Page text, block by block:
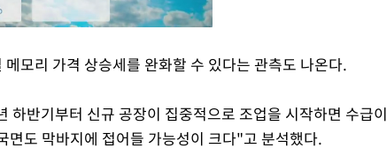
모리 가격 상승세를 완화할 수 있다는 관측도 나온다.
반기부터 신규 공장이 집중적으로 조업을 시작하면 수급이
면도 막바지에 접어들 가능성이 크다"고 분석했다.